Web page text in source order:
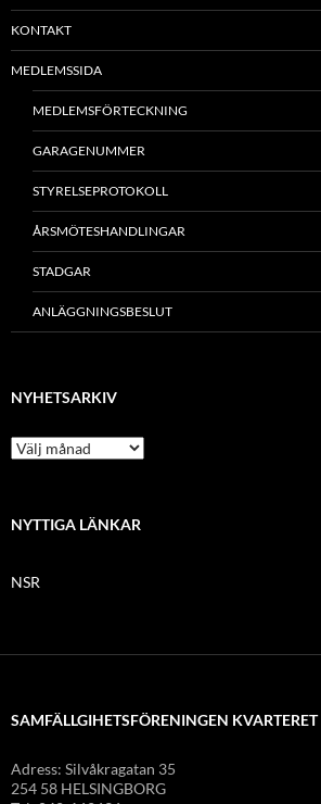
KONTAKT
MEDLEMSSIDA
MEDLEMSFÖRTECKNING
GARAGENUMMER
STYRELSEPROTOKOLL
ÅRSMÖTESHANDLINGAR
STADGAR
ANLÄGGNINGSBESLUT
NYHETSARKIV
N
y
t
r
NYTTIGA LÄNKAR
NSR
SAMFÄLLGIHETSFÖRENINGEN KVARTERET
Adress: Silvåkragatan 35
254 58 HELSINGBORG